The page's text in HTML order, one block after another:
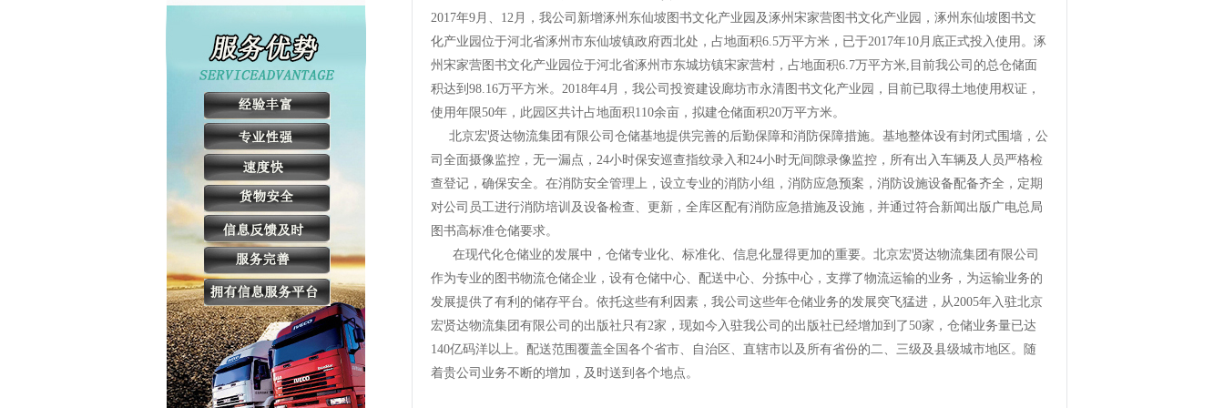
2017年9月、12月，我公司新增涿州东仙坡图书文化产业园及涿州宋家营图书文化产业园，涿州东仙坡图书文
化产业园位于河北省涿州市东仙坡镇政府西北处，占地面积6.5万平方米，已于2017年10月底正式投入使用。涿
州宋家营图书文化产业园位于河北省涿州市东城坊镇宋家营村，占地面积6.7万平方米,目前我公司的总仓储面
积达到98.16万平方米。2018年4月，我公司投资建设廊坊市永清图书文化产业园，目前已取得土地使用权证，
使用年限50年，此园区共计占地面积110余亩，拟建仓储面积20万平方米。
北京宏贤达物流集团有限公司仓储基地提供完善的后勤保障和消防保障措施。基地整体设有封闭式围墙，公
司全面摄像监控，无一漏点，24小时保安巡查指纹录入和24小时无间隙录像监控，所有出入车辆及人员严格检
查登记，确保安全。在消防安全管理上，设立专业的消防小组，消防应急预案，消防设施设备配备齐全，定期
对公司员工进行消防培训及设备检查、更新，全库区配有消防应急措施及设施，并通过符合新闻出版广电总局
图书高标准仓储要求。
在现代化仓储业的发展中，仓储专业化、标准化、信息化显得更加的重要。北京宏贤达物流集团有限公司
作为专业的图书物流仓储企业，设有仓储中心、配送中心、分拣中心，支撑了物流运输的业务，为运输业务的
发展提供了有利的储存平台。依托这些有利因素，我公司这些年仓储业务的发展突飞猛进，从2005年入驻北京
宏贤达物流集团有限公司的出版社只有2家，现如今入驻我公司的出版社已经增加到了50家，仓储业务量已达
140亿码洋以上。配送范围覆盖全国各个省市、自治区、直辖市以及所有省份的二、三级及县级城市地区。随
着贵公司业务不断的增加，及时送到各个地点。